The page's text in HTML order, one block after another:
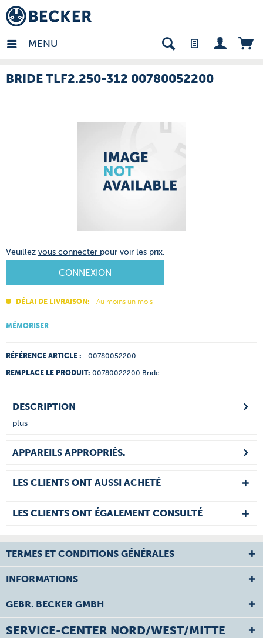
MENU
- FR
BRIDE TLF2.250-312 00780052200
Veuillez vous connecter pour voir les prix.
CONNEXION
DÉLAI DE LIVRAISON: Au moins un mois
MÉMORISER
RÉFÉRENCE ARTICLE : 00780052200
REMPLACE LE PRODUIT: 00780022200 Bride
DESCRIPTION
plus
APPAREILS APPROPRIÉS.
LES CLIENTS ONT AUSSI ACHETÉ
LES CLIENTS ONT ÉGALEMENT CONSULTÉ
TERMES ET CONDITIONS GÉNÉRALES
INFORMATIONS
GEBR. BECKER GMBH
SERVICE-CENTER NORD/WEST/MITTE